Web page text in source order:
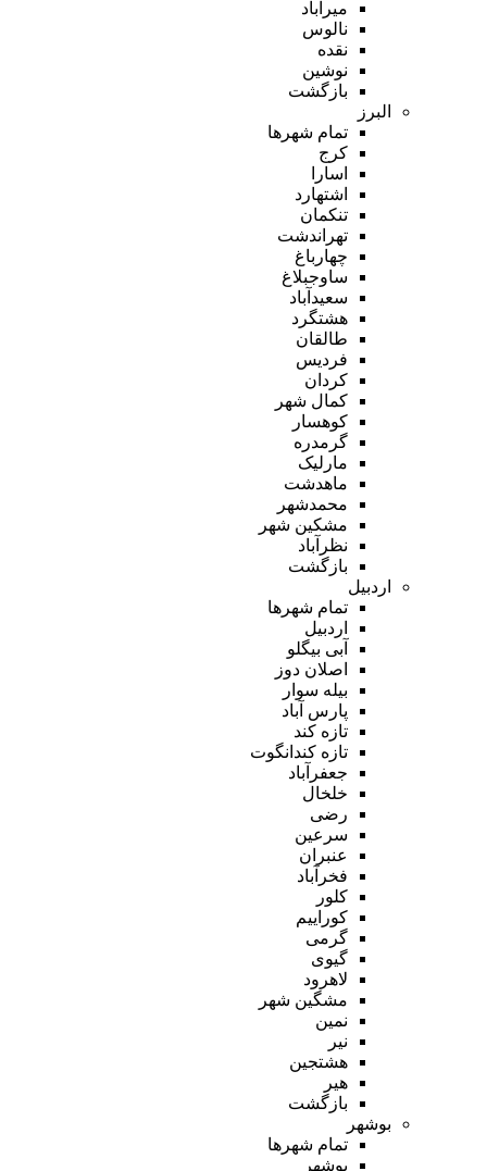
میرآباد
نالوس
نقده
نوشین
بازگشت
البرز
تمام شهر‌ها
کرج
اسارا
اشتهارد
تنکمان
تهراندشت
چهارباغ
ساوجبلاغ
سعیدآباد
هشتگرد
طالقان
فردیس
کردان
کمال شهر
کوهسار
گرمدره
مارلیک
ماهدشت
محمدشهر
مشکین شهر
نظرآباد
بازگشت
اردبیل
تمام شهر‌ها
اردبیل
آبی بیگلو
اصلان دوز
بیله سوار
پارس آباد
تازه کند
تازه کندانگوت
جعفرآباد
خلخال
رضی
سرعین
عنبران
فخرآباد
کلور
کوراییم
گرمی
گیوی
لاهرود
مشگین شهر
نمین
نیر
هشتجین
هیر
بازگشت
بوشهر
تمام شهر‌ها
بوشهر